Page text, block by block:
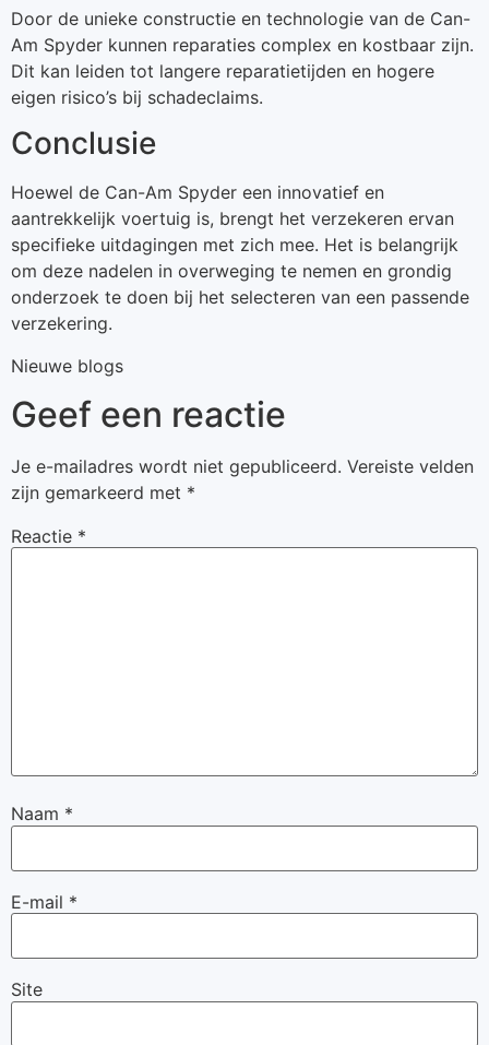
Door de unieke constructie en technologie van de Can-
Am Spyder kunnen reparaties complex en kostbaar zijn.
Dit kan leiden tot langere reparatietijden en hogere
eigen risico’s bij schadeclaims.
Conclusie
Hoewel de Can-Am Spyder een innovatief en
aantrekkelijk voertuig is, brengt het verzekeren ervan
specifieke uitdagingen met zich mee. Het is belangrijk
om deze nadelen in overweging te nemen en grondig
onderzoek te doen bij het selecteren van een passende
verzekering.
Nieuwe blogs
Geef een reactie
Je e-mailadres wordt niet gepubliceerd. Vereiste velden
zijn gemarkeerd met *
Reactie *
Naam *
E-mail *
Site